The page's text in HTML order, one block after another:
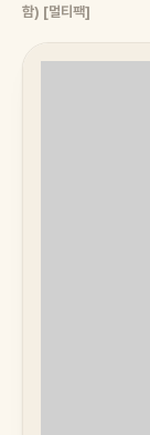
함) [멀티팩]